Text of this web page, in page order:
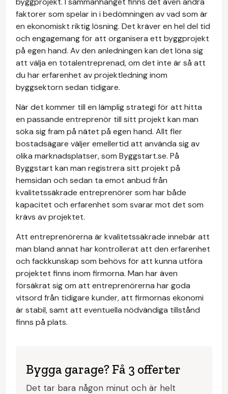
faktorer som spelar in i bedömningen av vad som är
en ekonomiskt riktig lösning. Det kräver en hel del tid
och engagemang för att organisera ett byggprojekt
på egen hand. Av den anledningen kan det löna sig
att välja en totalentreprenad, om det inte är så att
du har erfarenhet av projektledning inom
byggsektorn sedan tidigare.
När det kommer till en lämplig strategi för att hitta
en passande entreprenör till sitt projekt kan man
söka sig fram på nätet på egen hand. Allt fler
bostadsägare väljer emellertid att använda sig av
olika marknadsplatser, som Byggstart.se. På
Byggstart kan man registrera sitt projekt på
hemsidan och sedan ta emot anbud från
kvalitetssäkrade entreprenörer som har både
kapacitet och erfarenhet som svarar mot det som
krävs av projektet.
Att entreprenörerna är kvalitetssäkrade innebär att
man bland annat har kontrollerat att den erfarenhet
och fackkunskap som behövs för att kunna utföra
projektet finns inom firmorna. Man har även
försäkrat sig om att entreprenörerna har goda
vitsord från tidigare kunder, att firmornas ekonomi
är stabil, samt att eventuella nödvändiga tillstånd
finns på plats.
Bygga garage? Få 3 offerter
Det tar bara någon minut och är helt